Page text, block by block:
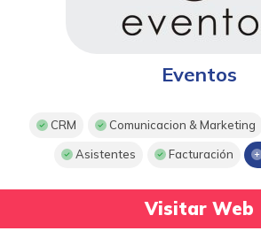
Eventos
CRM Comunicacion & Marketing
Asistentes Facturación
Visitar Web